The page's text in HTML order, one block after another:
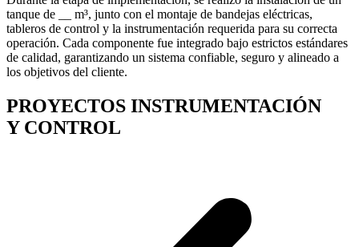
tanque de __ m³, junto con el montaje de bandejas eléctricas,
tableros de control y la instrumentación requerida para su correcta
operación. Cada componente fue integrado bajo estrictos estándares
de calidad, garantizando un sistema confiable, seguro y alineado a
los objetivos del cliente.
PROYECTOS INSTRUMENTACIÓN
Y CONTROL